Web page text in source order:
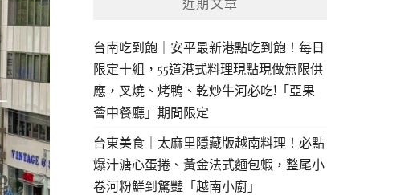
近期文章
台南吃到飽｜安平最新港點吃到飽！每日
限定十組，55道港式料理現點現做無限供
應，叉燒、烤鴨、乾炒牛河必吃!「亞果
薈中餐廳」期間限定
台東美食｜太麻里隱藏版越南料理！必點
爆汁溏心蛋捲、黃金法式麵包蝦，整尾小
卷河粉鮮到驚豔「越南小廚」